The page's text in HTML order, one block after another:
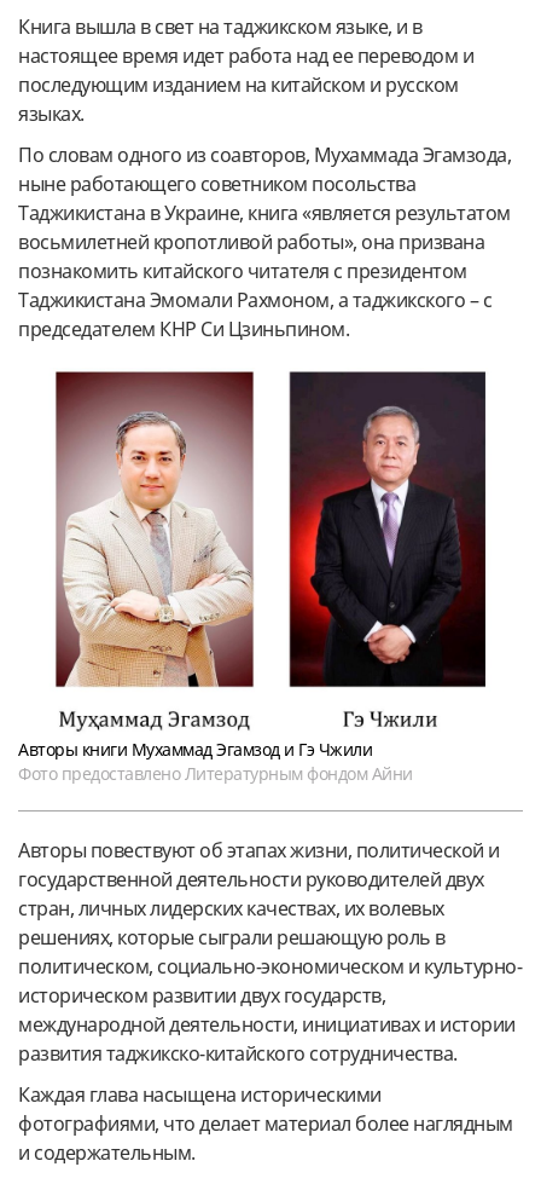
Книга вышла в свет на таджикском языке, и в
настоящее время идет работа над ее переводом и
последующим изданием на китайском и русском
языках.
По словам одного из соавторов, Мухаммада Эгамзода,
ныне работающего советником посольства
Таджикистана в Украине, книга «является результатом
восьмилетней кропотливой работы», она призвана
познакомить китайского читателя с президентом
Таджикистана Эмомали Рахмоном, а таджикского – с
председателем КНР Си Цзиньпином.
Авторы книги Мухаммад Эгамзод и Гэ Чжили
Фото предоставлено Литературным фондом Айни
Авторы повествуют об этапах жизни, политической и
государственной деятельности руководителей двух
стран, личных лидерских качествах, их волевых
решениях, которые сыграли решающую роль в
политическом, социально-экономическом и культурно-
историческом развитии двух государств,
международной деятельности, инициативах и истории
развития таджикско-китайского сотрудничества.
Каждая глава насыщена историческими
фотографиями, что делает материал более наглядным
и содержательным.